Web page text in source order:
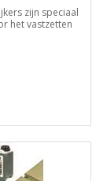
zijn speciaal
het vastzetten